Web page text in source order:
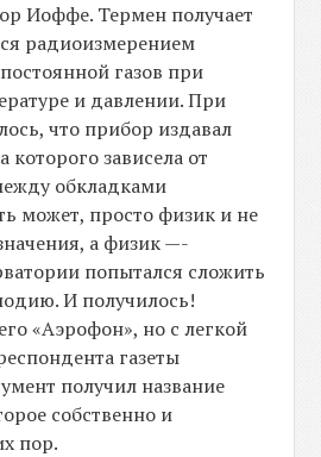
Иоффе. Термен получает
радиоизмерением
газов при
и давлении. При
что прибор издавал
которого зависела от
обкладками
может, просто физик и не
а физик —-
попытался сложить
И получилось!
«Аэрофон», но с легкой
газеты
получил название
собственно и
пор.